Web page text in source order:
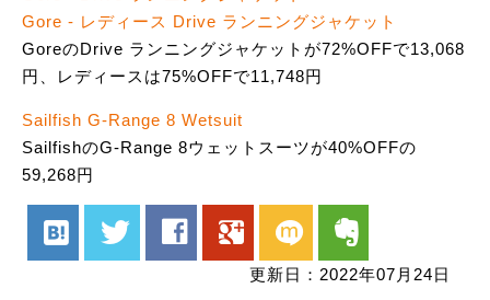
Gore - レディース Drive ランニングジャケット
GoreのDrive ランニングジャケットが72%OFFで13,068
円、レディースは75%OFFで11,748円
Sailfish G-Range 8 Wetsuit
SailfishのG-Range 8ウェットスーツが40%OFFの
59,268円
hatenabookmark twitter facebook google mixi evernote
更新日：2022年07月24日